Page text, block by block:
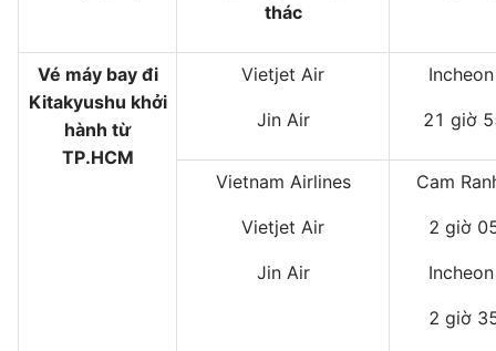
thác
Vé máy bay đi
Kitakyushu khởi
hành từ
TP.HCM
Vietjet Air
Jin Air 21 giờ
Vietnam Airlines
Vietjet Air
Jin Air
Cam
2 giờ
2 giờ